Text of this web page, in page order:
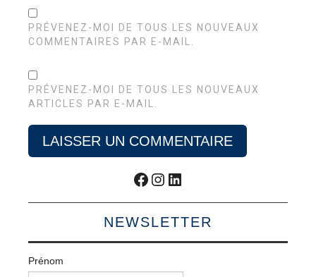
PRÉVENEZ-MOI DE TOUS LES NOUVEAUX
COMMENTAIRES PAR E-MAIL.
PRÉVENEZ-MOI DE TOUS LES NOUVEAUX
ARTICLES PAR E-MAIL.
Facebook
Instagram
LinkedIn
NEWSLETTER
Prénom